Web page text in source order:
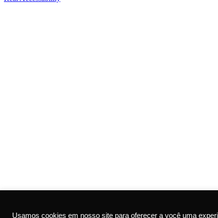
Usamos cookies em nosso site para oferecer a você uma